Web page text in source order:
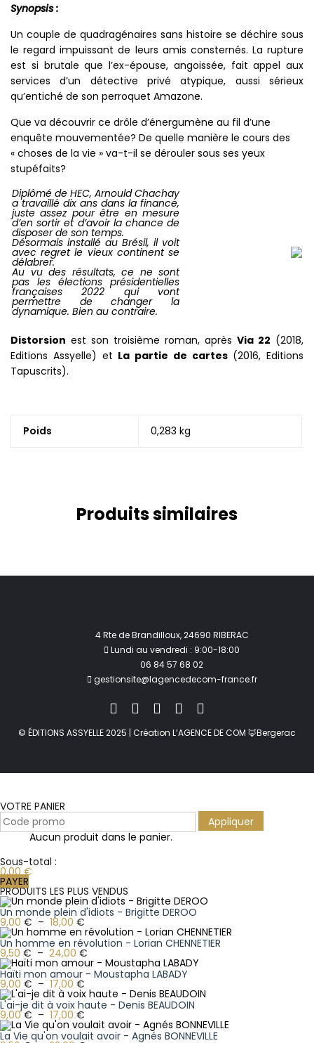
Synopsis :
Un couple de quadragénaires sans histoire se déchire sous
le regard impuissant de leurs amis consternés. La rupture
est si brutale que l’ex-épouse, angoissée, fait appel aux
services d’un détective privé atypique, aussi sérieux
qu’entiché de son perroquet Amazone.
Que va découvrir ce drôle d’énergumène au fil d’une
enquête mouvementée? De quelle manière le cours des
« choses de la vie » va-t-il se dérouler sous ses yeux
stupéfaits?
Diplômé de HEC, Arnould Chachay
a travaillé dix ans dans la finance,
juste assez pour être en mesure
d’en sortir et d’avoir la chance de
disposer de son temps.
Désormais installé au Brésil, il voit
avec regret le vieux continent se
délabrer.
Au vu des résultats, ce ne sont
pas les élections présidentielles
françaises 2022 qui vont
permettre de changer la
dynamique. Bien au contraire.
Distorsion est son troisième roman, après Via 22 (2018,
Editions Assyelle) et La partie de cartes(2016, Editions
Tapuscrits).
Poids 0,283 kg
Produits similaires
4 Rte de Brandilloux, 24690 RIBERAC
Lundi au vendredi : 9:00-18:00
06 84 57 68 02
gestionsite@lagencedecom-france.fr
© ÉDITIONS ASSYELLE 2025 | Création L’AGENCE DE COM 🦊Bergerac
VOTRE PANIER
Appliquer
Aucun produit dans le panier.
Sous-total :
0,00€
PAYER
PRODUITS LES PLUS VENDUS
Un monde plein d'idiots - Brigitte DEROO
9,00 € – 18,00 €
Un homme en révolution - Lorian CHENNETIER
9,50 € – 24,00 €
Haïti mon amour - Moustapha LABADY
9,00 € – 17,00 €
L'ai-je dit à voix haute - Denis BEAUDOIN
9,00€ – 17,00 €
La Vie qu'on voulait avoir - Agnés BONNEVILLE